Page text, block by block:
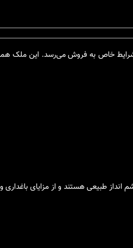
طبیعی هستند و از مزایای